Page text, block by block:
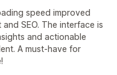
speed improved
SEO. The interface is
and actionable
A must-have for